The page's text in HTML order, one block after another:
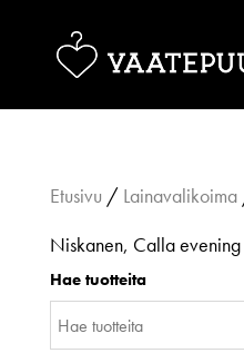
Etusivu / Lainavalikoima
Niskanen, Calla
Hae tuotteita